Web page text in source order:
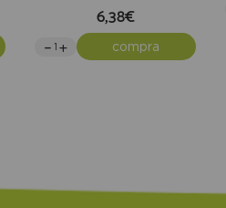
6,38€
compra